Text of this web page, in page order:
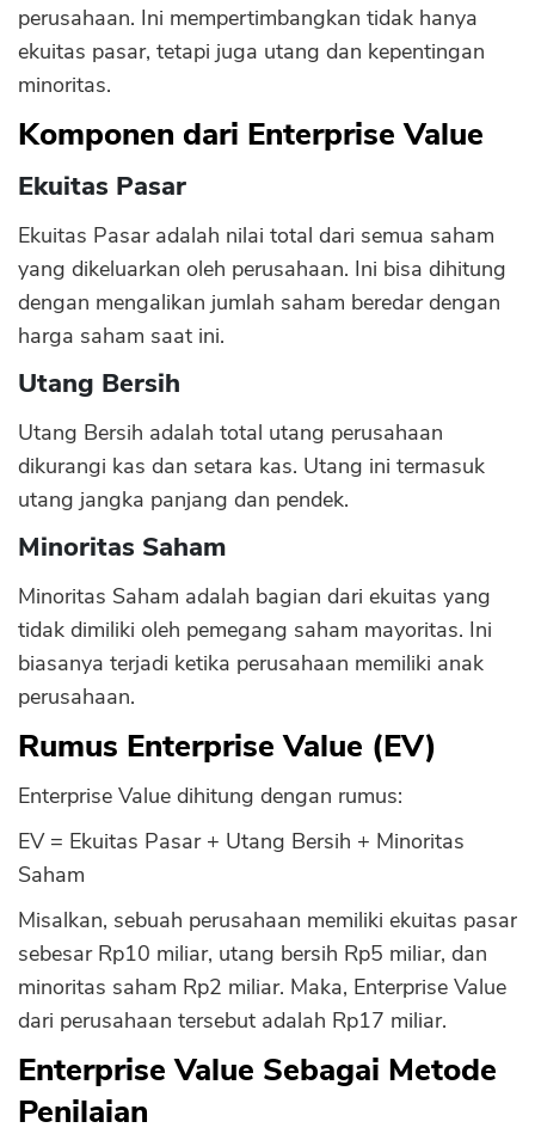
perusahaan. Ini mempertimbangkan tidak hanya
ekuitas pasar, tetapi juga utang dan kepentingan
minoritas.
Komponen dari Enterprise Value
Ekuitas Pasar
Ekuitas Pasar adalah nilai total dari semua saham
yang dikeluarkan oleh perusahaan. Ini bisa dihitung
dengan mengalikan jumlah saham beredar dengan
harga saham saat ini.
Utang Bersih
Utang Bersih adalah total utang perusahaan
dikurangi kas dan setara kas. Utang ini termasuk
utang jangka panjang dan pendek.
Minoritas Saham
Minoritas Saham adalah bagian dari ekuitas yang
tidak dimiliki oleh pemegang saham mayoritas. Ini
biasanya terjadi ketika perusahaan memiliki anak
perusahaan.
Rumus Enterprise Value (EV)
Enterprise Value dihitung dengan rumus:
EV = Ekuitas Pasar + Utang Bersih + Minoritas
Saham
Misalkan, sebuah perusahaan memiliki ekuitas pasar
sebesar Rp10 miliar, utang bersih Rp5 miliar, dan
minoritas saham Rp2 miliar. Maka, Enterprise Value
dari perusahaan tersebut adalah Rp17 miliar.
Enterprise Value Sebagai Metode
Penilaian